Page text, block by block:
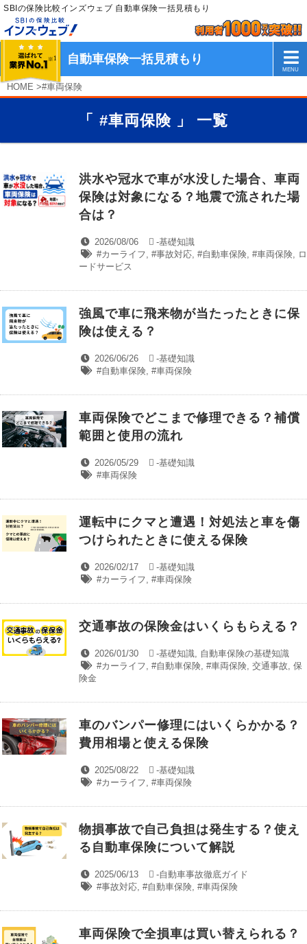
SBIの保険比較インズウェブ 自動車保険一括見積もり
自動車保険一括見積もり
HOME >#車両保険
「 #車両保険 」 一覧
洪水や冠水で車が水没した場合、車両
保険は対象になる？地震で流された場
合は？
2026/08/06 -基礎知識
#カーライフ, #事故対応, #自動車保険, #車両保険, ロ
ードサービス
強風で車に飛来物が当たったときに保
険は使える？
2026/06/26 -基礎知識
#自動車保険, #車両保険
車両保険でどこまで修理できる？補償
範囲と使用の流れ
2026/05/29 -基礎知識
#車両保険
運転中にクマと遭遇！対処法と車を傷
つけられたときに使える保険
2026/02/17 -基礎知識
#カーライフ, #車両保険
交通事故の保険金はいくらもらえる？
2026/01/30 -基礎知識, 自動車保険の基礎知識
#カーライフ, #自動車保険, #車両保険, 交通事故, 保
険金
車のバンパー修理にはいくらかかる？
費用相場と使える保険
2025/08/22 -基礎知識
#カーライフ, #車両保険
物損事故で自己負担は発生する？使え
る自動車保険について解説
2025/06/13 -自動車事故徹底ガイド
#事故対応, #自動車保険, #車両保険
車両保険で全損車は買い替えられる？